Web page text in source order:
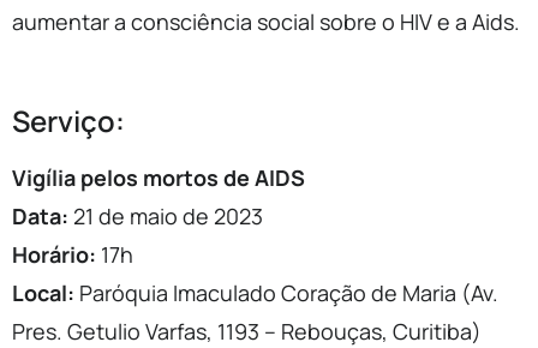
aumentar a consciência social sobre o HIV e a Aids.
Serviço:
Vigília pelos mortos de AIDS
Data: 21 de maio de 2023
Horário: 17h
Local: Paróquia Imaculado Coração de Maria (Av.
Pres. Getulio Varfas, 1193 – Rebouças, Curitiba)